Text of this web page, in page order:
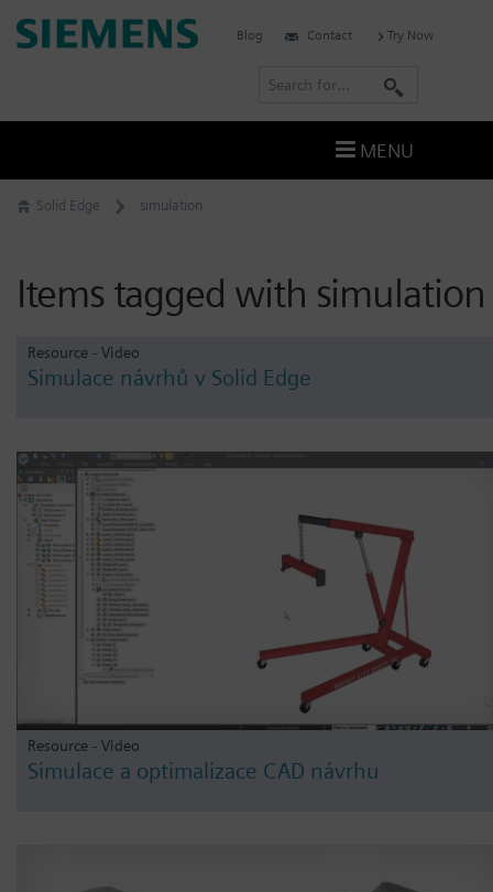
Skip
to
Solid Edge simulation
Items tagged with simulation
Resource - Video
Simulace návrhů v Solid Edge
Resource - Video
Simulace a optimalizace CAD návrhu
Siemens
Blog Contact Try Now
r
MENU